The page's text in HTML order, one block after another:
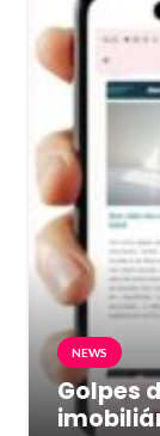
NEWS
Golpes